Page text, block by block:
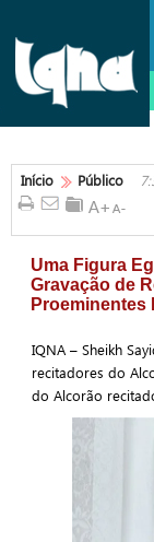
Início Público
Uma Figura
Gravação de
Proeminentes
IQNA – Sheikh
recitadores do
do Alcorão